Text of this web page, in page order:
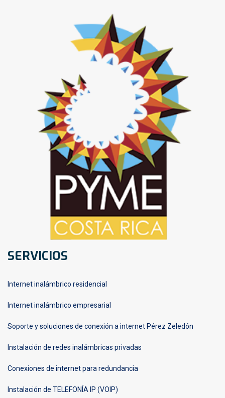
SERVICIOS
Internet inalámbrico residencial
Internet inalámbrico empresarial
Soporte y soluciones de conexión a internet Pérez Zeledón
Instalación de redes inalámbricas privadas
Conexiones de internet para redundancia
Instalación de TELEFONÍA IP (VOIP)